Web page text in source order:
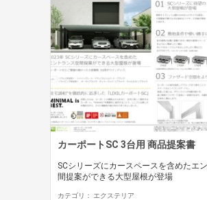
カーポートSC 3台用 商品提案書
SCシリーズにカースペースを含めたエ
間提案ができる大型屋根が登場
カテゴリ： エクステリア